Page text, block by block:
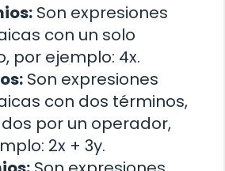
Son expresiones
con un solo
por ejemplo: 4x.
Son expresiones
con dos términos,
por un operador,
2x + 3y.